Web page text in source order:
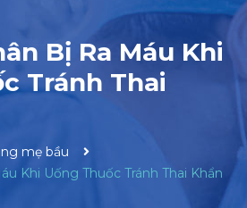
Bị Ra Máu Khi
Tránh Thai
mẹ bầu
Khi Uống Thuốc Tránh Thai Khẩn